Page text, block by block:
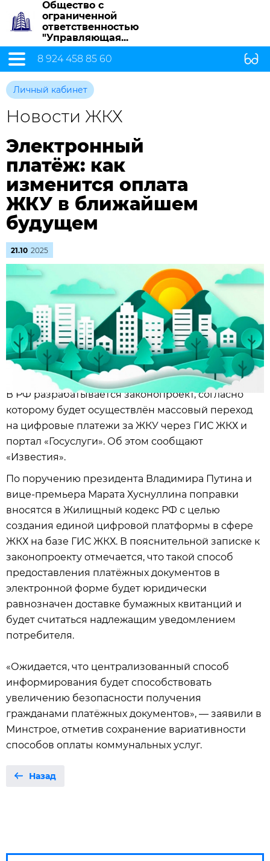
Общество с
ограниченной
ответственностью
"Управляющая...
8 924 458 85 60
Личный кабинет
Новости ЖКХ
Электронный
платёж: как
изменится оплата
ЖКУ в ближайшем
будущем
21.10 2025
В РФ разрабатывается законопроект, согласно
которому будет осуществлён массовый переход
на цифровые платежи за ЖКУ через ГИС ЖКХ и
портал «Госуслуги». Об этом сообщают
«Известия».
По поручению президента Владимира Путина и
вице-премьера Марата Хуснуллина поправки
вносятся в Жилищный кодекс РФ с целью
создания единой цифровой платформы в сфере
ЖКХ на базе ГИС ЖКХ. В пояснительной записке к
законопроекту отмечается, что такой способ
предоставления платёжных документов в
электронной форме будет юридически
равнозначен доставке бумажных квитанций и
будет считаться надлежащим уведомлением
потребителя.
«Ожидается, что централизованный способ
информирования будет способствовать
увеличению безопасности получения
гражданами платёжных документов», — заявили в
Минстрое, отметив сохранение вариативности
способов оплаты коммунальных услуг.
Назад